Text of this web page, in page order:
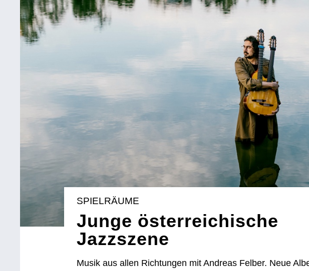
SPIELRÄUME
Junge österreichische
Jazzszene
Musik aus allen Richtungen mit Andreas Felber. Neue